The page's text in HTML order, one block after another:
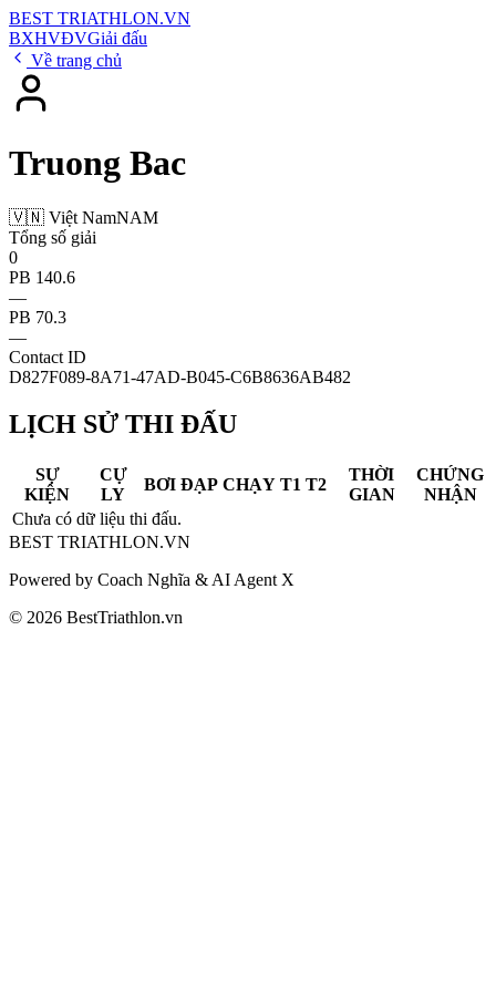
BEST TRIATHLON.VN
BXHVĐVGiải đấu
Về trang chủ
Truong Bac
🇻🇳 Việt NamNAM
Tổng số giải
0
PB 140.6
—
PB 70.3
—
Contact ID
D827F089-8A71-47AD-B045-C6B8636AB482
LỊCH SỬ THI ĐẤU
SỰ
KIỆN
CỰ
LY
BƠI ĐẠP CHẠY T1 T2
THỜI
GIAN
CHỨNG
NHẬN
Chưa có dữ liệu thi đấu.
BEST TRIATHLON.VN
Powered by Coach Nghĩa & AI Agent X
© 2026 BestTriathlon.vn